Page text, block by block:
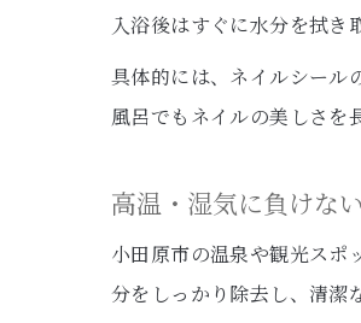
入浴後はすぐに水分を拭き
具体的には、ネイルシール
風呂でもネイルの美しさを
高温・湿気に負けな
小田原市の温泉や観光スポ
分をしっかり除去し、清潔